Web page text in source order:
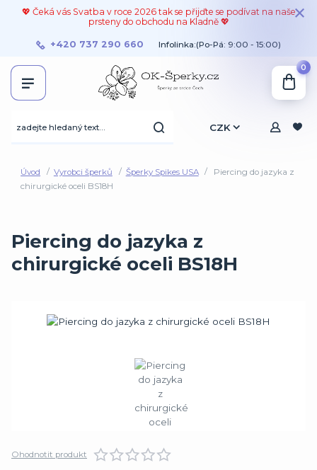
💖 Čeká vás Svatba v roce 2026 tak se přijďte se podívat na naše
prsteny do obchodu na Kladně 💖
CZK
+420 737 290 660 Infolinka:(Po-Pá: 9:00 - 15:00)
0
Úvod Vyrobci šperků Šperky Spikes USA
Piercing do jazyka z
chirurgické oceli BS18H
Piercing do jazyka z
chirurgické oceli BS18H
Ohodnotit produkt